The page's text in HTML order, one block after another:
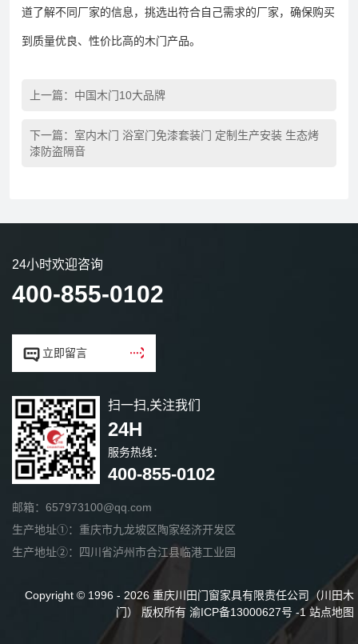
道了解不同厂家的信息，挑选出符合自己需求的厂家，确保购买
到质量优良、性价比高的木门产品。
上一篇： 中国木门10大品牌
下一篇： 室内木门 浴室门免漆套装门 定制生产安装 生态烤
漆防盗隔音
24小时欢迎咨询
400-855-0102
 立即留言 
扫一扫,关注我们
24H
服务热线：
400-855-0102
邮箱：657973100@qq.com
生产地址①：重庆市九龙坡区陶家经济开发区
生产地址②：四川省泸州市合江县临港工业园
Copyright © 1996 - 2026 重庆川田门窗家具有限责任公司（川田木
门） 版权所有 渝ICP备13000627号 -1 站点地图